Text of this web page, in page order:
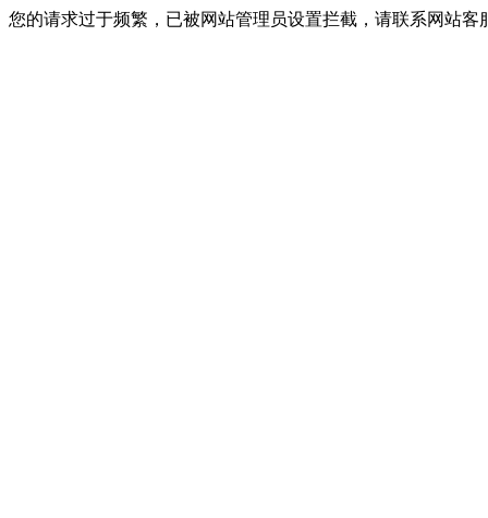
您的请求过于频繁，已被网站管理员设置拦截，请联系网站客